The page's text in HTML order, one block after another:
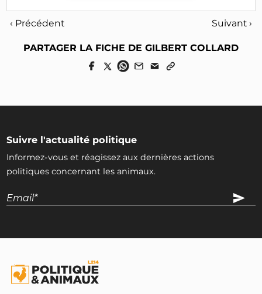
‹ Précédent Suivant ›
PARTAGER LA FICHE DE GILBERT COLLARD
Suivre l'actualité politique
Informez-vous et réagissez aux dernières actions
politiques concernant les animaux.